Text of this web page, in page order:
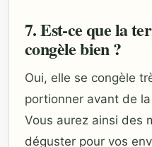
7. Est-ce que la
congèle bien ?
Oui, elle se congèle
portionner avant de
Vous aurez ainsi des
déguster pour vos